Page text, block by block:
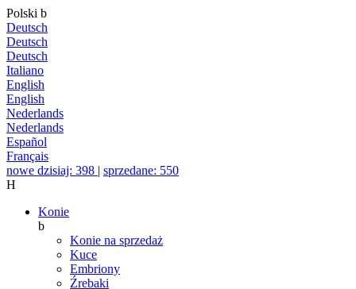
Polski b
Deutsch
Deutsch
Deutsch
Italiano
English
English
Nederlands
Nederlands
Español
Français
nowe dzisiaj: 398 | sprzedane: 550
H
Konie
b
Konie na sprzedaż
Kuce
Embriony
Źrebaki